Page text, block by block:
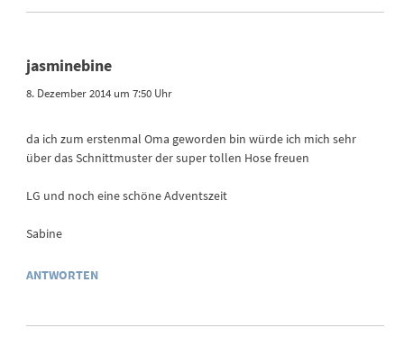
jasminebine
8. Dezember 2014 um 7:50 Uhr
da ich zum erstenmal Oma geworden bin würde ich mich sehr
über das Schnittmuster der super tollen Hose freuen
LG und noch eine schöne Adventszeit
Sabine
ANTWORTEN